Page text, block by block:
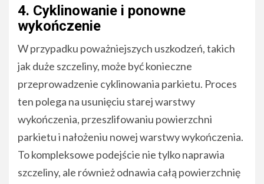
4. Cyklinowanie i ponowne
wykończenie
W przypadku poważniejszych uszkodzeń, takich
jak duże szczeliny, może być konieczne
przeprowadzenie cyklinowania parkietu. Proces
ten polega na usunięciu starej warstwy
wykończenia, przeszlifowaniu powierzchni
parkietu i nałożeniu nowej warstwy wykończenia.
To kompleksowe podejście nie tylko naprawia
szczeliny, ale również odnawia całą powierzchnię